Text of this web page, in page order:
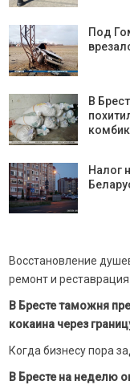
Под
В
Налог
Восстановление
ремонт и реставрация
В Бресте таможня
кокаина через
Когда бизнесу пора
В Бресте на неделю